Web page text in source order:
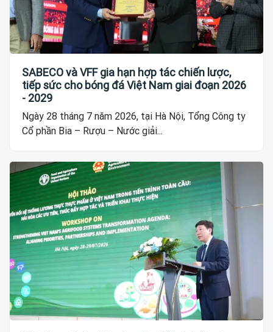
SABECO và VFF gia hạn hợp tác chiến lược,
tiếp sức cho bóng đá Việt Nam giai đoạn 2026
- 2029
Ngày 28 tháng 7 năm 2026, tại Hà Nội, Tổng Công ty
Cổ phần Bia – Rượu – Nước giải...